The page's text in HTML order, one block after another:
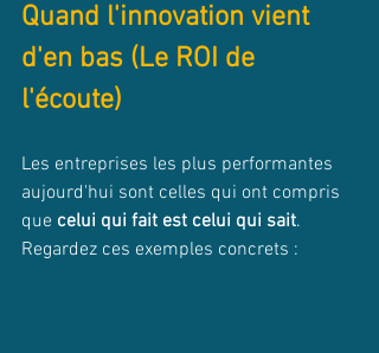
Quand l'innovation vient
d'en bas (Le ROI de
l'écoute)
Les entreprises les plus performantes
aujourd'hui sont celles qui ont compris
que celui qui fait est celui qui sait.
Regardez ces exemples concrets :